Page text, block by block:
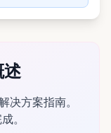
方案指南。
。